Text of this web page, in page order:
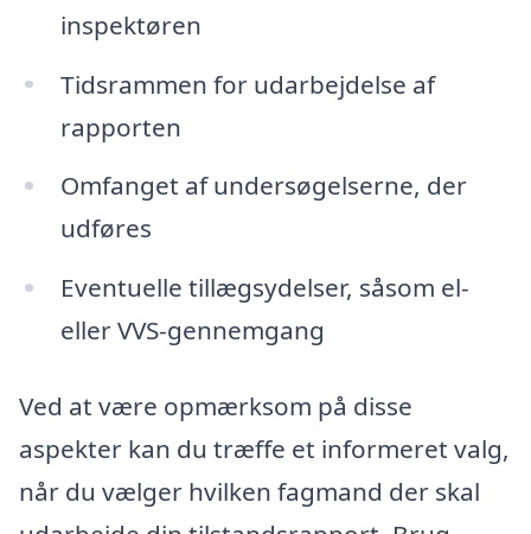
inspektøren
Tidsrammen for udarbejdelse af
rapporten
Omfanget af undersøgelserne, der
udføres
Eventuelle tillægsydelser, såsom el-
eller VVS-gennemgang
Ved at være opmærksom på disse
aspekter kan du træffe et informeret valg,
når du vælger hvilken fagmand der skal